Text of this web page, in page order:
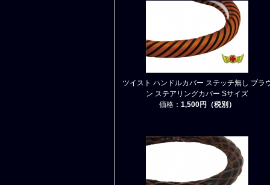
ツイスト ハンドルカバー ステッチ無し ブラ
ン ステアリングカバー Sサイズ
価格： 1,500円（税別）